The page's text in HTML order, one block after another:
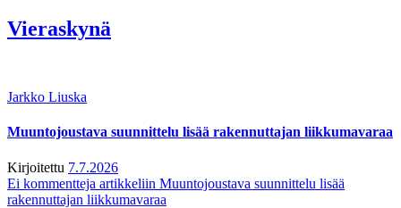
Vieraskynä
Jarkko Liuska
Muuntojoustava suunnittelu lisää rakennuttajan liikkumavaraa
Kirjoitettu 7.7.2026
Ei kommentteja artikkeliin Muuntojoustava suunnittelu lisää
rakennuttajan liikkumavaraa